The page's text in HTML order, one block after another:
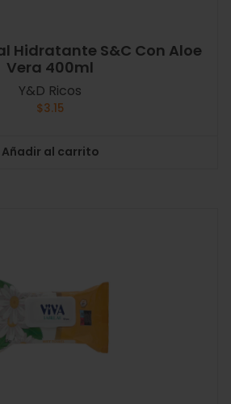
Hidratante S&C Con Aloe
Vera 400ml
Y&D Ricos
$3.15
Añadir al carrito